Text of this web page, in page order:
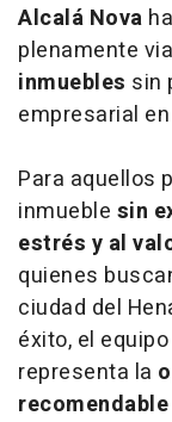
Alcalá Nova
plenamente
inmuebles sin
empresarial
Para aquellos
inmueble sin
estrés y al
quienes
ciudad del
éxito, el
representa la
recomendable